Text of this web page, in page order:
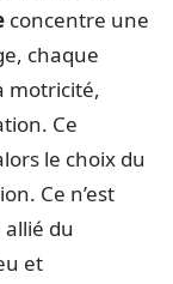
concentre une
chaque
motricité,
Ce
le choix du
Ce n’est
du
et